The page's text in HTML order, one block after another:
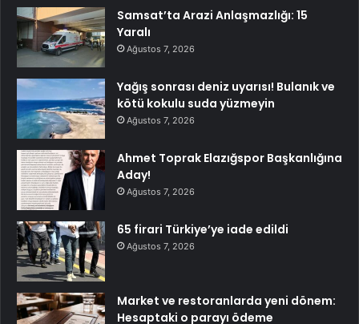
Samsat’ta Arazi Anlaşmazlığı: 15
Yaralı
Ağustos 7, 2026
Yağış sonrası deniz uyarısı! Bulanık ve
kötü kokulu suda yüzmeyin
Ağustos 7, 2026
Ahmet Toprak Elazığspor Başkanlığına
Aday!
Ağustos 7, 2026
65 firari Türkiye’ye iade edildi
Ağustos 7, 2026
Market ve restoranlarda yeni dönem:
Hesaptaki o parayı ödeme